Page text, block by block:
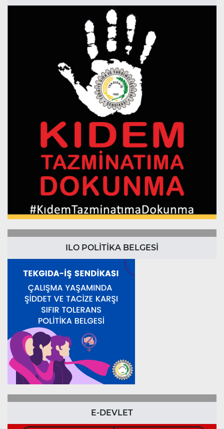
ILO POLİTİKA BELGESİ
E-DEVLET